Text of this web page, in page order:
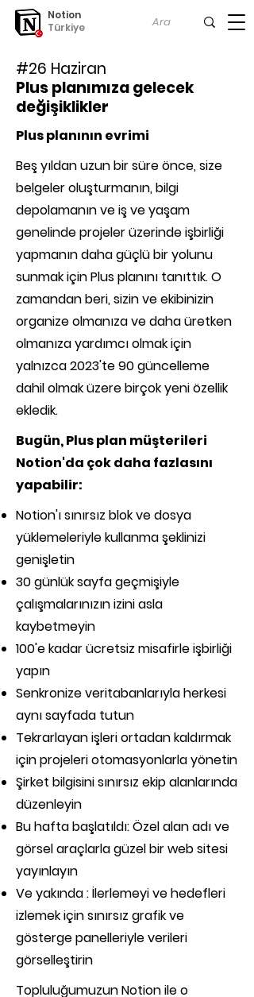
Notion
Türkiye
#26 Haziran
Plus planımıza gelecek
değişiklikler
Plus planının evrimi
Beş yıldan uzun bir süre önce, size
belgeler oluşturmanın, bilgi
depolamanın ve iş ve yaşam
genelinde projeler üzerinde işbirliği
yapmanın daha güçlü bir yolunu
sunmak için Plus planını tanıttık. O
zamandan beri, sizin ve ekibinizin
organize olmanıza ve daha üretken
olmanıza yardımcı olmak için
yalnızca 2023'te 90 güncelleme
dahil olmak üzere birçok yeni özellik
ekledik.
Bugün, Plus plan müşterileri
Notion'da çok daha fazlasını
yapabilir:
Notion'ı sınırsız blok ve dosya
yüklemeleriyle kullanma şeklinizi
genişletin
30 günlük sayfa geçmişiyle
çalışmalarınızın izini asla
kaybetmeyin
100'e kadar ücretsiz misafirle işbirliği
yapın
Senkronize veritabanlarıyla herkesi
aynı sayfada tutun
Tekrarlayan işleri ortadan kaldırmak
için projeleri otomasyonlarla yönetin
Şirket bilgisini sınırsız ekip alanlarında
düzenleyin
Bu hafta başlatıldı: Özel alan adı ve
görsel araçlarla güzel bir web sitesi
yayınlayın
Ve yakında : İlerlemeyi ve hedefleri
izlemek için sınırsız grafik ve
gösterge panelleriyle verileri
görselleştirin
Topluluğumuzun Notion ile o